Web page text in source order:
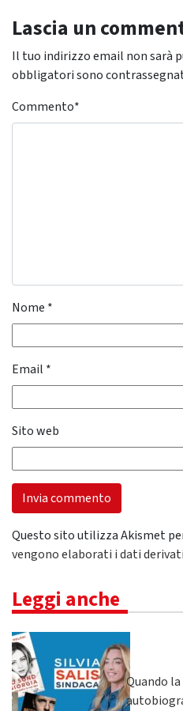
Lascia un
Il tuo indirizzo email non sarà
obbligatori sono
Commento*
Nome *
Email *
Sito web
Questo sito utilizza Akismet
vengono elaborati i dati
Leggi anche
Quando